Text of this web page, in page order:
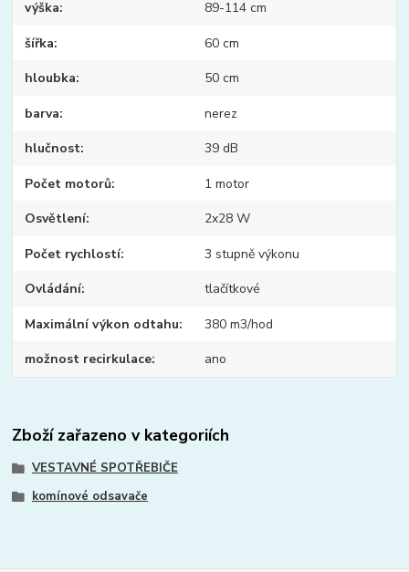
výška 89-114 cm
šířka 60 cm
hloubka 50 cm
barva nerez
hlučnost 39 dB
Počet motorů 1 motor
Osvětlení 2x28 W
Počet rychlostí 3 stupně výkonu
Ovládání tlačítkové
Maximální výkon odtahu 380 m3/hod
možnost recirkulace ano
Zboží zařazeno v kategoriích
VESTAVNÉ SPOTŘEBIČE
komínové odsavače